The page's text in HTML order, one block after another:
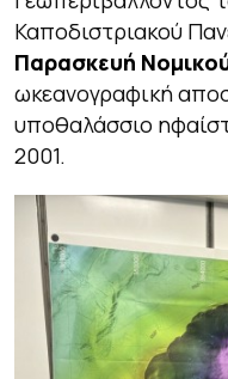
Καποδιστριακού
Παρασκευή
ωκεανογραφική
υποθαλάσσιο
2001.